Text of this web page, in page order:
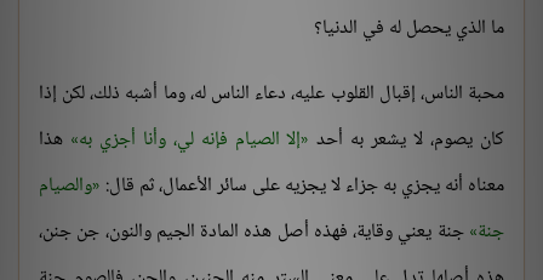
ما الذي يحصل له في الدنيا؟
محبة الناس، إقبال القلوب عليه، دعاء الناس له، وما أشبه ذلك، لكن إذا
كان يصوم، لا يشعر به أحد إلا الصيام فإنه لي، وأنا أجزي به هذا
معناه أنه يجزي به جزاء لا يجزيه على سائر الأعمال، ثم قال: والصيام
جنة جنة يعني وقاية، فهذه أصل هذه المادة الجيم والنون، جن جنن،